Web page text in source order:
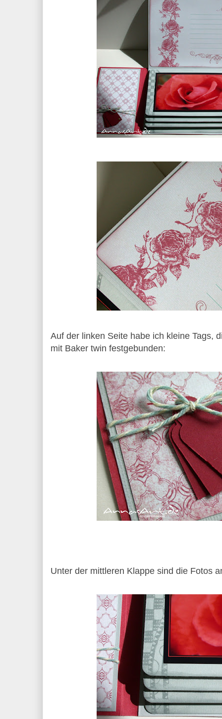
Auf der linken Seite habe ich kleine Tags,
mit Baker twin festgebunden:
Unter der mittleren Klappe sind die Fotos